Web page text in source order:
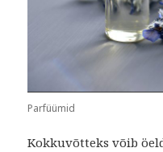
Parfüümid
Kokkuvõtteks võib